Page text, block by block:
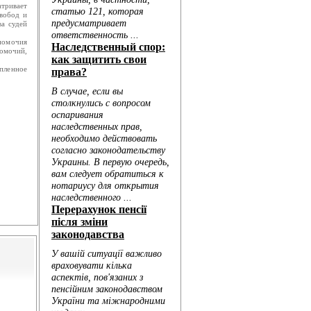
и
судей